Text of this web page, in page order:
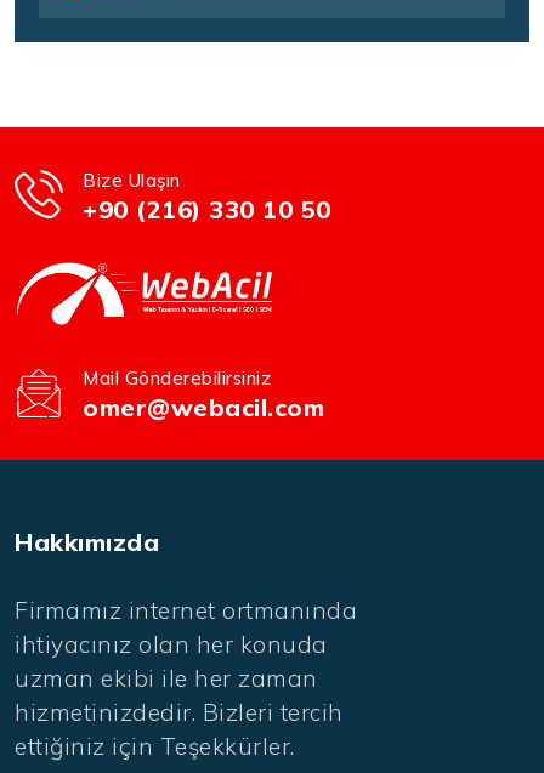
Bize Ulaşın
+90 (216) 330 10 50
Mail Gönderebilirsiniz
omer@webacil.com
Hakkımızda
Firmamız internet ortmanında
ihtiyacınız olan her konuda
uzman ekibi ile her zaman
hizmetinizdedir. Bizleri tercih
ettiğiniz için Teşekkürler.